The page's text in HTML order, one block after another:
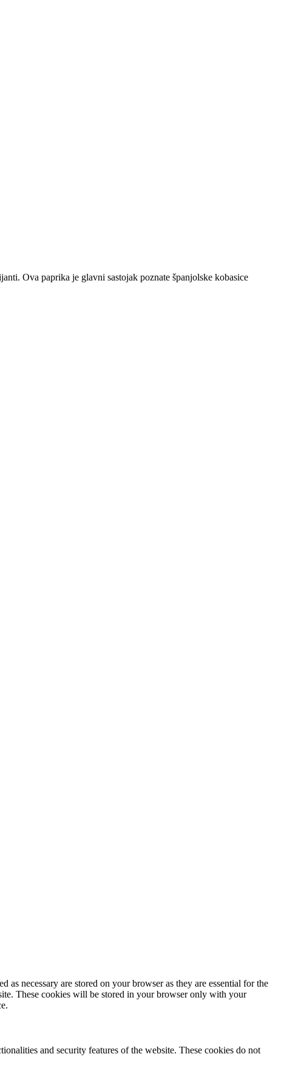
Ova paprika je glavni sastojak poznate španjolske kobasice
necessary are stored on your browser as they are essential for the
These cookies will be stored in your browser only with your
and security features of the website. These cookies do not